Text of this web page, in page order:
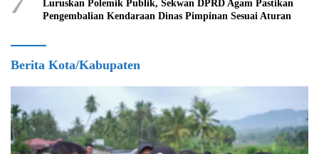
Luruskan Polemik Publik, Sekwan DPRD Agam Pastikan
Pengembalian Kendaraan Dinas Pimpinan Sesuai Aturan
Berita Kota/Kabupaten